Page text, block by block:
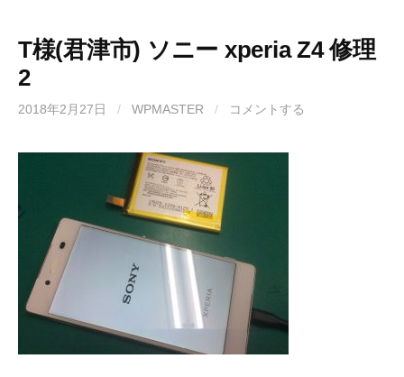
T様(君津市) ソニー xperia Z4 修理
2
2018年2月27日 / WPMASTER / コメントする